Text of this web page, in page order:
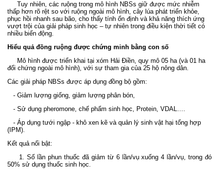
Tuy nhiên, các ruộng trong mô hình NBSs giữ được mức nhiễm
thấp hơn rõ rệt so với ruộng ngoài mô hình, cây lúa phát triển khỏe,
phục hồi nhanh sau bão, cho thấy tính ổn định và khả năng thích ứng
vượt trội của giải pháp sinh học – tự nhiên trong điều kiện thời tiết có
nhiều biến động.
Hiểu quả đồng ruộng được chứng minh bằng con số
Mô hình được triển khai tại xóm Hải Điền, quy mô 05 ha (và 01 ha
đối chứng ngoài mô hình), với sự tham gia của 25 hộ nông dân.
Các giải pháp NBSs được áp dụng đồng bộ gồm:
- Giảm lượng giống, giảm lượng phân bón,
- Sử dụng pheromone, chế phẩm sinh học, Protein, VDAL….
- Áp dụng tưới ngập - khô xen kẽ và quản lý sinh vật hại tổng hợp
(IPM).
Kết quả nổi bật:
1. Số lần phun thuốc đã giảm từ 6 lần/vụ xuống 4 lần/vụ, trong đó
50% sử dụng thuốc sinh học.